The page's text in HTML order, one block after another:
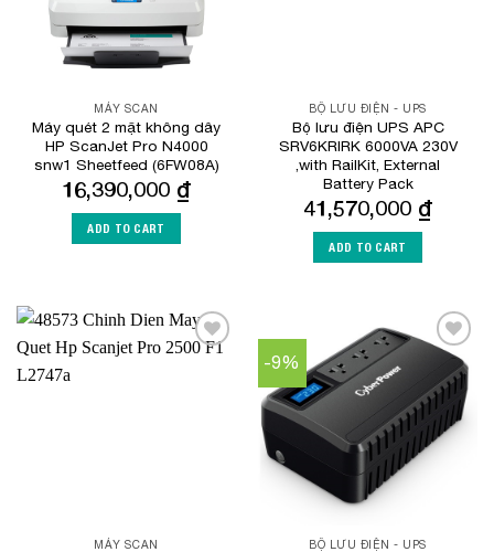
MÁY SCAN
Máy quét 2 mặt không dây
HP ScanJet Pro N4000
snw1 Sheetfeed (6FW08A)
16,390,000 ₫
ADD TO CART
BỘ LƯU ĐIỆN - UPS
Bộ lưu điện UPS APC
SRV6KRIRK 6000VA 230V
,with RailKit, External
Battery Pack
41,570,000 ₫
ADD TO CART
MÁY SCAN
-9%
Add to
Wishlist
BỘ LƯU ĐIỆN - UPS